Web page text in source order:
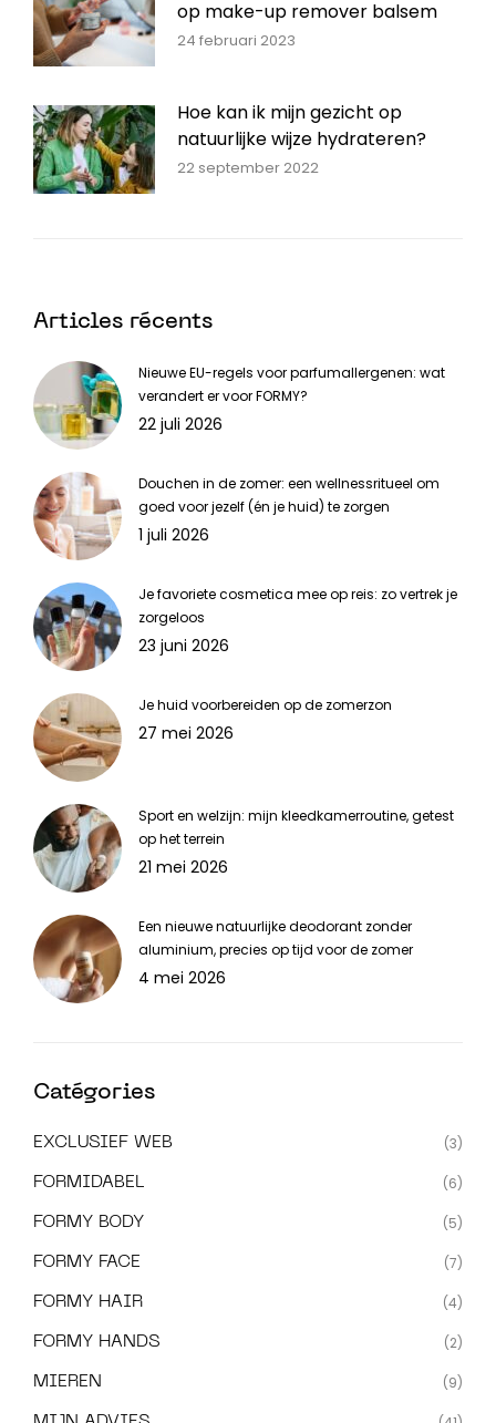
op make-up remover balsem
24 februari 2023
Hoe kan ik mijn gezicht op
natuurlijke wijze hydrateren?
22 september 2022
Articles récents
Nieuwe EU-regels voor parfumallergenen: wat
verandert er voor FORMY?
22 juli 2026
Douchen in de zomer: een wellnessritueel om
goed voor jezelf (én je huid) te zorgen
1 juli 2026
Je favoriete cosmetica mee op reis: zo vertrek je
zorgeloos
23 juni 2026
Je huid voorbereiden op de zomerzon
27 mei 2026
Sport en welzijn: mijn kleedkamerroutine, getest
op het terrein
21 mei 2026
Een nieuwe natuurlijke deodorant zonder
aluminium, precies op tijd voor de zomer
4 mei 2026
Catégories
EXCLUSIEF WEB (3)
FORMIDABEL (6)
FORMY BODY (5)
FORMY FACE (7)
FORMY HAIR (4)
FORMY HANDS (2)
MIEREN (9)